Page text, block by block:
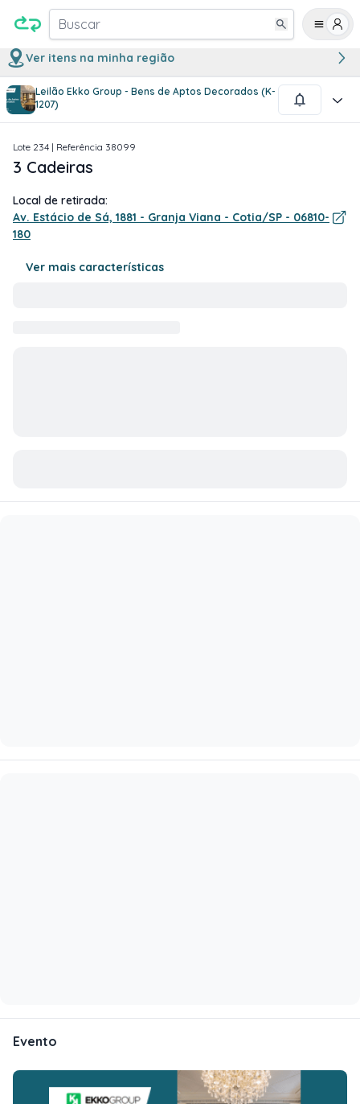
Buscar
Ver itens na minha região
Leilão Ekko Group - Bens de Aptos Decorados (K-
1207)
1/3
Lote 234 | Referência 38099
3 Cadeiras
Local de retirada:
Av. Estácio de Sá, 1881 - Granja Viana - Cotia/SP - 06810-
180
Ver mais características
Evento